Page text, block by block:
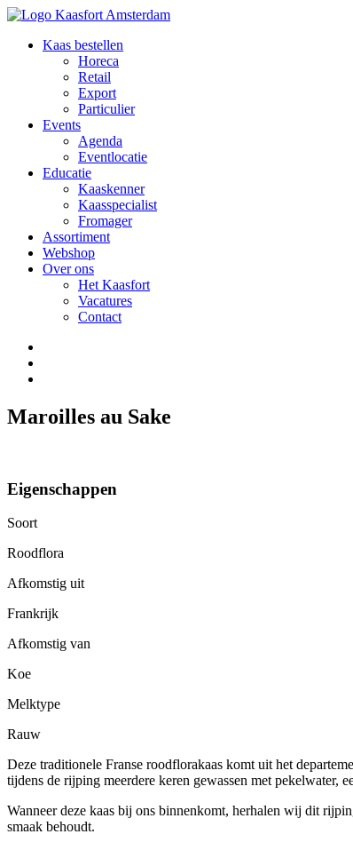
Kaas bestellen
Horeca
Retail
Export
Particulier
Events
Agenda
Eventlocatie
Educatie
Kaaskenner
Kaasspecialist
Fromager
Assortiment
Webshop
Over ons
Het Kaasfort
Vacatures
Contact
Maroilles au Sake
Eigenschappen
Soort
Roodflora
Afkomstig uit
Frankrijk
Afkomstig van
Koe
Melktype
Rauw
Deze traditionele Franse roodflorakaas komt uit het
tijdens de rijping meerdere keren gewassen met pekelwater,
Wanneer deze kaas bij ons binnenkomt, herhalen wij dit
smaak behoudt.